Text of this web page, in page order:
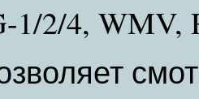
1/2/4, WMV,